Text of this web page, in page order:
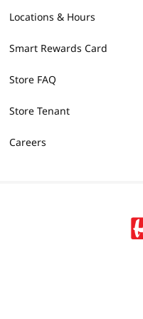
Locations & Hours
Smart Rewards Card
Store FAQ
Store Tenant
Careers